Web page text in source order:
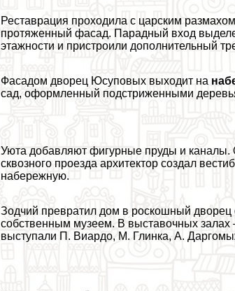
Реставрация проходила с царским
протяженный фасад. Парадный вход
этажности и пристроили дополнительный
Фасадом дворец Юсуповых выходит на
сад, оформленный подстриженными
Уюта добавляют фигурные пруды и каналы.
сквозного проезда архитектор создал
набережную.
Зодчий превратил дом в роскошный
собственным музеем. В выставочных
выступали П. Виардо, М. Глинка, А.